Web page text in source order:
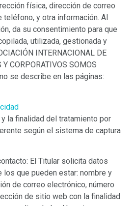
física, dirección de correo
teléfono, y otra información. Al
da su consentimiento para que
utilizada, gestionada y
INTERNACIONAL DE
Y CORPORATIVOS SOMOS
se describe en las páginas:
la finalidad del tratamiento por
según el sistema de captura
El Titular solicita datos
los que pueden estar: nombre y
de correo electrónico, número
de sitio web con la finalidad